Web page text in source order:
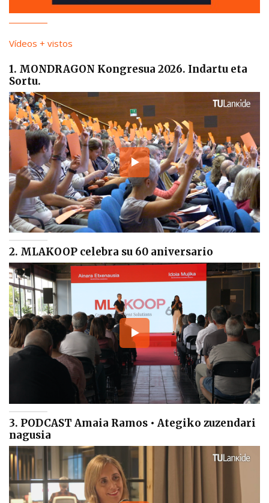
Vídeos + vistos
1. MONDRAGON Kongresua 2026. Indartu eta
Sortu.
2. MLAKOOP celebra su 60 aniversario
3. PODCAST Amaia Ramos • Ategiko zuzendari
nagusia